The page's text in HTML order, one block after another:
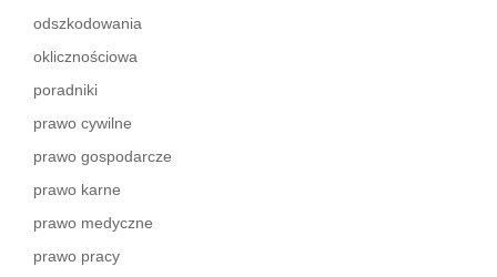
odszkodowania
oklicznościowa
poradniki
prawo cywilne
prawo gospodarcze
prawo karne
prawo medyczne
prawo pracy